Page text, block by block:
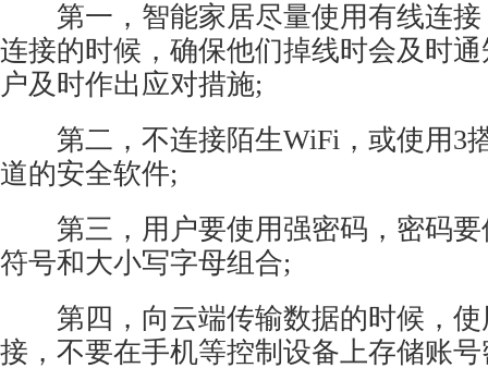
第一， 智能家居尽量使用有线连
连接的时候，确保他们掉线时会及时
户及时作出应对措施;
第二，不连接陌生WiFi，或使用3
道的安全软件;
第三，用户要使用强密码，密码要
符号和大小写字母组合;
第四，向云端传输数据的时候，使
接，不要在手机等控制设备上存储账